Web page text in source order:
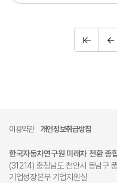
이용약관 개인정보취급방침
한국자동차연구원 미래차 전환 종
(31214) 충청남도 천안시 동남구
기업성장본부 기업지원실